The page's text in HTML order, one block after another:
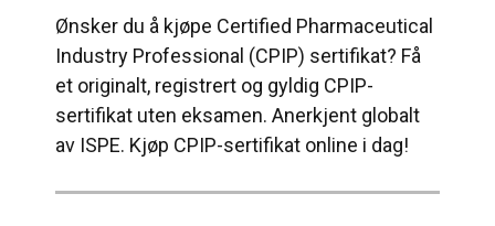
Ønsker du å kjøpe Certified Pharmaceutical
Industry Professional (CPIP) sertifikat? Få
et originalt, registrert og gyldig CPIP-
sertifikat uten eksamen. Anerkjent globalt
av ISPE. Kjøp CPIP-sertifikat online i dag!